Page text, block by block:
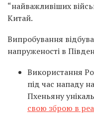
“найважливіших
Китай.
Випробування
напруженості в
Використання
під час нападу
Пхеньяну
свою зброю в